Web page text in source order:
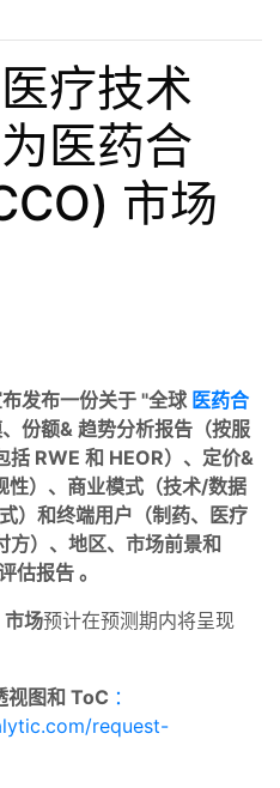
疗技术
医药合
市场
发布一份关于 "全球 医药合
份额& 趋势分析报告（按服
括 RWE 和 HEOR）、定价&
性）、商业模式（技术/数据
）和终端用户（制药、医疗
方）、地区、市场前景和
估报告 。
场预计在预测期内将呈现
视图和 ToC ：
request-